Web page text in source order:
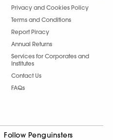
Privacy and Cookies Policy
Terms and Conditions
Report Piracy
Annual Returns
Services for Corporates and
Institutes
Contact Us
FAQs
Follow Penguinsters